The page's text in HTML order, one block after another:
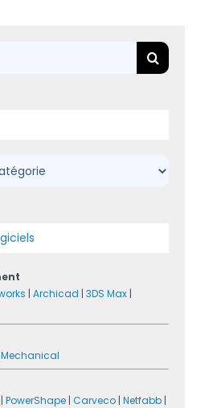
| Archicad | 3DS Max |
Mechanical
| PowerShape | Carveco | Netfabb |